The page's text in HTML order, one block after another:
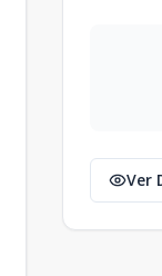
Ver